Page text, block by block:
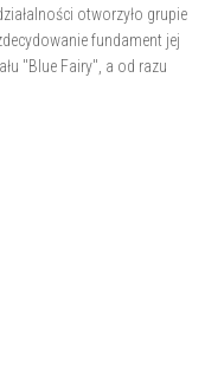
otworzyło grupie
fundament jej
"Blue Fairy", a od razu